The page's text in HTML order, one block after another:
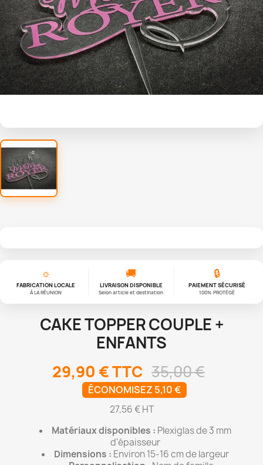
☼
FABRICATION LOCALE
À LA RÉUNION
🚚
LIVRAISON DISPONIBLE
Selon article et destination
🔒
PAIEMENT SÉCURISÉ
100% PROTÉGÉ
CAKE TOPPER COUPLE +
ENFANTS
29,90 €TTC 35,00 €
ÉCONOMISEZ 5,10 €
27,56 € HT
Matériaux disponibles : Plexiglas de 3 mm
d'épaisseur
Dimensions : Environ 15-16 cm de largeur